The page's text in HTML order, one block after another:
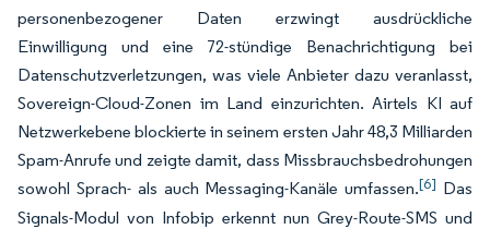
personenbezogener Daten erzwingt ausdrückliche
Einwilligung und eine 72-stündige Benachrichtigung bei
Datenschutzverletzungen, was viele Anbieter dazu veranlasst,
Sovereign-Cloud-Zonen im Land einzurichten. Airtels KI auf
Netzwerkebene blockierte in seinem ersten Jahr 48,3 Milliarden
Spam-Anrufe und zeigte damit, dass Missbrauchsbedrohungen
sowohl Sprach- als auch Messaging-Kanäle umfassen.[6] Das
Signals-Modul von Infobip erkennt nun Grey-Route-SMS und